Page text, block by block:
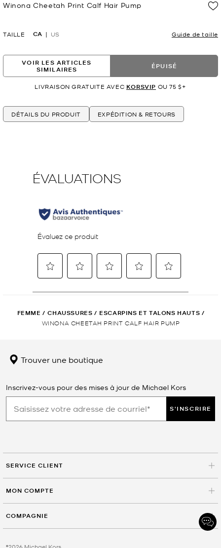
Winona Cheetah Print Calf Hair Pump
TAILLE CA US Guide de taille
VOIR LES ARTICLES
SIMILAIRES
ÉPUISÉ
LIVRAISON GRATUITE AVEC KORSVIP OU 75 $+
DÉTAILS DU PRODUIT EXPÉDITION & RETOURS
FEMME / CHAUSSURES / ESCARPINS ET TALONS HAUTS /
WINONA CHEETAH PRINT CALF HAIR PUMP
Trouver une boutique
Inscrivez-vous pour des mises à jour de Michael Kors
S'INSCRIRE
SERVICE CLIENT
MON COMPTE
COMPAGNIE
©2026 Michael Kors